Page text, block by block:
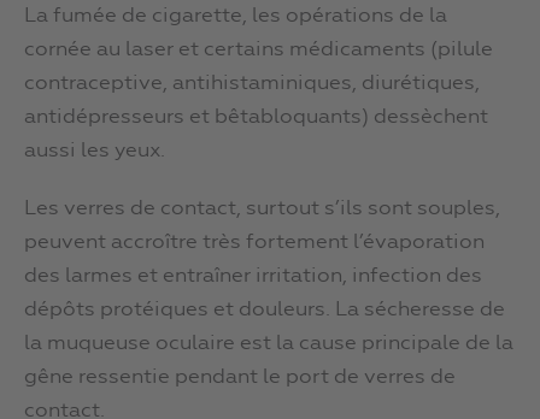
La fumée de cigarette, les opérations de la
cornée au laser et certains médicaments (pilule
contraceptive, antihistaminiques, diurétiques,
antidépresseurs et bêtabloquants) dessèchent
aussi les yeux.
Les verres de contact, surtout s’ils sont souples,
peuvent accroître très fortement l’évaporation
des larmes et entraîner irritation, infection des
dépôts protéiques et douleurs. La sécheresse de
la muqueuse oculaire est la cause principale de la
gêne ressentie pendant le port de verres de
contact.